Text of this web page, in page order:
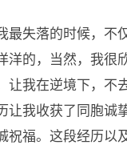
失落的时候，不
洋的，当然，我很
让我在逆境下，
让我收获了同胞
祝福。这段经历